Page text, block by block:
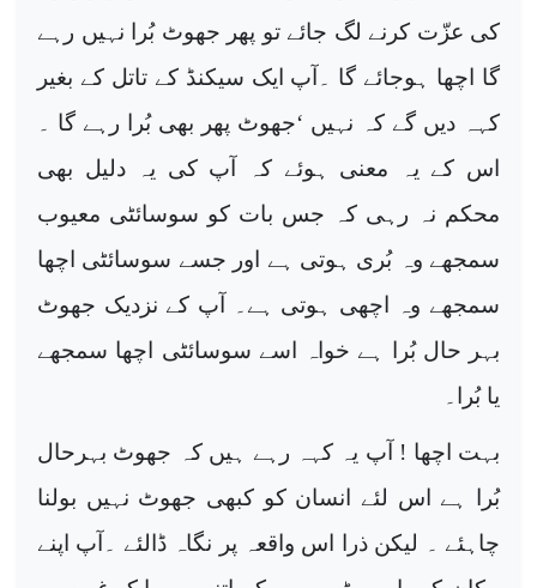
کی عزّت کرنے لگ جائے تو پھر جھوٹ بُرا نہیں رہے
گا اچھا ہوجائے گا ۔آپ ایک سیکنڈ کے تاتل کے بغیر
کہہ دیں گے کہ نہیں ‘جھوٹ پھر بھی بُرا رہے گا ۔
اس کے یہ معنی ہوئے کہ آپ کی یہ دلیل بھی
محکم نہ رہی کہ جس بات کو سوسائٹی معیوب
سمجھے وہ بُری ہوتی ہے اور جسے سوسائٹی اچھا
سمجھے وہ اچھی ہوتی ہے۔ آپ کے نزدیک جھوٹ
بہر حال بُرا ہے خواہ اسے سوسائٹی اچھا سمجھے
یا بُرا۔
بہت اچھا ! آپ یہ کہہ رہے ہیں کہ جھوٹ بہرحال
بُرا ہے اس لئے انسان کو کبھی جھوٹ نہیں بولنا
چاہئے ۔ لیکن ذرا اس واقعہ پر نگاہ ڈالئے ۔آپ اپنے